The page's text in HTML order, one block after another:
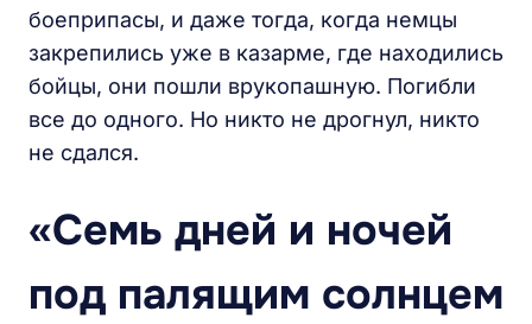
боеприпасы, и даже тогда, когда немцы
закрепились уже в казарме, где находились
бойцы, они пошли врукопашную. Погибли
все до одного. Но никто не дрогнул, никто
не сдался.
«Семь дней и ночей
под палящим солнцем